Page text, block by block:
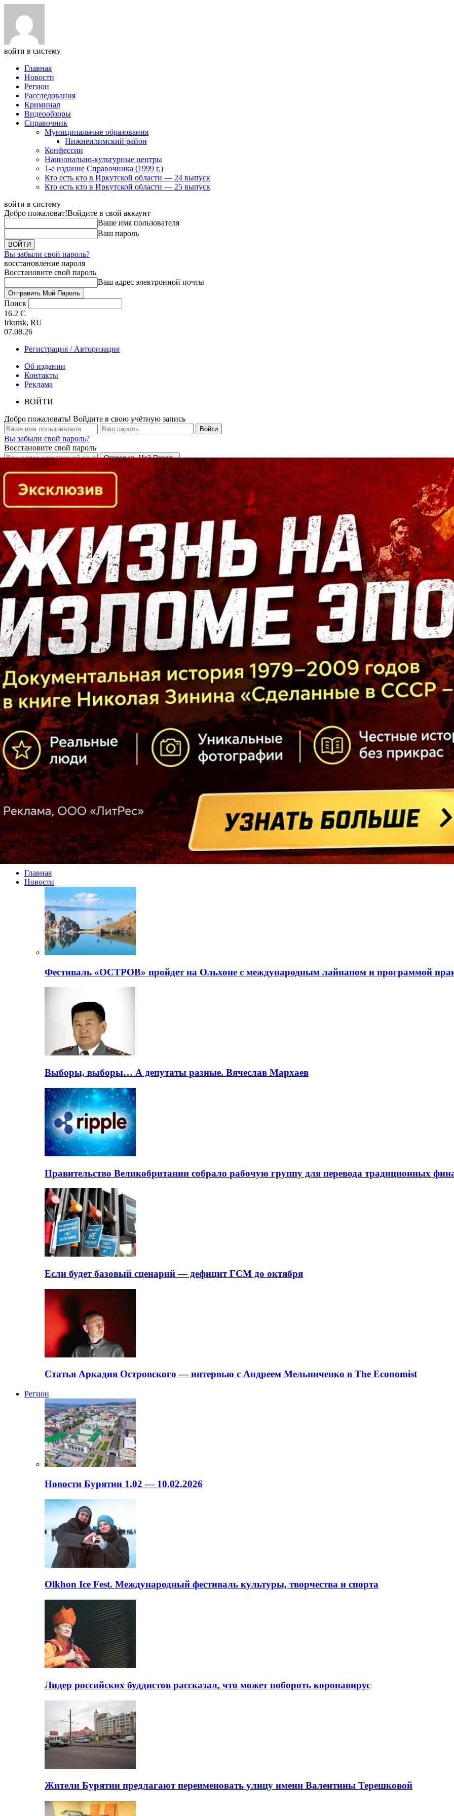
войти в систему
Главная
Новости
Регион
Расследования
Криминал
Видеообзоры
Справочник
Муниципальные образования
Нижнеилимский район
Конфессии
Национально-культурные центры
1-е издание Справочника (1999 г.)
Кто есть кто в Иркутской области — 24 выпуск
Кто есть кто в Иркутской области — 25 выпуск
войти в систему
Добро пожаловат!Войдите в свой аккаунт
Ваше имя пользователя
Ваш пароль
Вы забыли свой пароль?
восстановление пароля
Восстановите свой пароль
Ваш адрес электронной почты
Поиск
16.2 C
Irkutsk, RU
07.08.26
Регистрация / Авторизация
Об издании
Контакты
Реклама
ВОЙТИ
Добро пожаловать! Войдите в свою учётную запись
Вы забыли свой пароль?
Восстановите свой пароль
Кто есть кто в Байкальском регионе
Главная
Новости
Фестиваль «ОСТРОВ» пройдет на Ольхоне с международным лайнапом и программой
Выборы, выборы… А депутаты разные. Вячеслав Мархаев
Правительство Великобритании собрало рабочую группу для перевода традиционных
Если будет базовый сценарий — дефицит ГСМ до октября
Статья Аркадия Островского — интервью с Андреем Мельниченко в The Economist
Регион
Новости Бурятии 1.02 — 10.02.2026
Olkhon Ice Fest. Международный фестиваль культуры, творчества и спорта
Лидер российских буддистов рассказал, что может побороть коронавирус
Жители Бурятии предлагают переименовать улицу имени Валентины Терешковой